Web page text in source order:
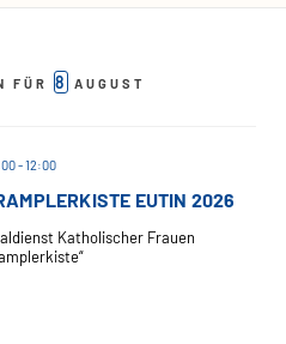
FÜR 8 AUGUST
- 12:00
EUTIN 2026
Katholischer Frauen